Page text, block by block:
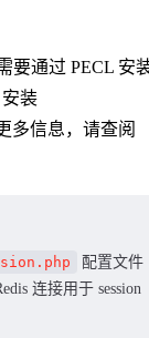
要通过 PECL 安
安装
多信息，请查阅
配置文件
连接用于 session